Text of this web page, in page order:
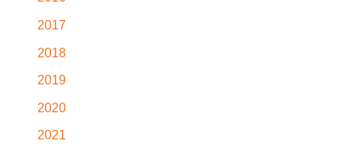
2017
2018
2019
2020
2021